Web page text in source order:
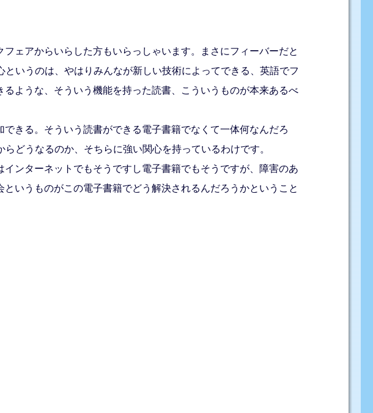
ェアからいらした方もいらっしゃいます。まさにフィーバーだと
いうのは、やはりみんなが新しい技術によってできる、英語でフ
ような、そういう機能を持った読書、こういうものが本来あるべ
きる。そういう読書ができる電子書籍でなくて一体何なんだろ
どうなるのか、そちらに強い関心を持っているわけです。
ンターネットでもそうですし電子書籍でもそうですが、障害のあ
いうものがこの電子書籍でどう解決されるんだろうかということ